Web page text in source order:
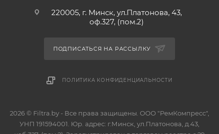
220005, г. Минск, ул.Платонова, 43,
оф.327, (пом.2)
ПОДПИСАТЬСЯ НА РАССЫЛКУ
ПОЛИТИКА КОНФИДЕНЦИАЛЬНОСТИ
2026 © Filtra.by - Все права защищены. ООО "РемКомпресс",
УНП 191594001. Юр. адрес: г.Минск, ул.Платонова, д.43,